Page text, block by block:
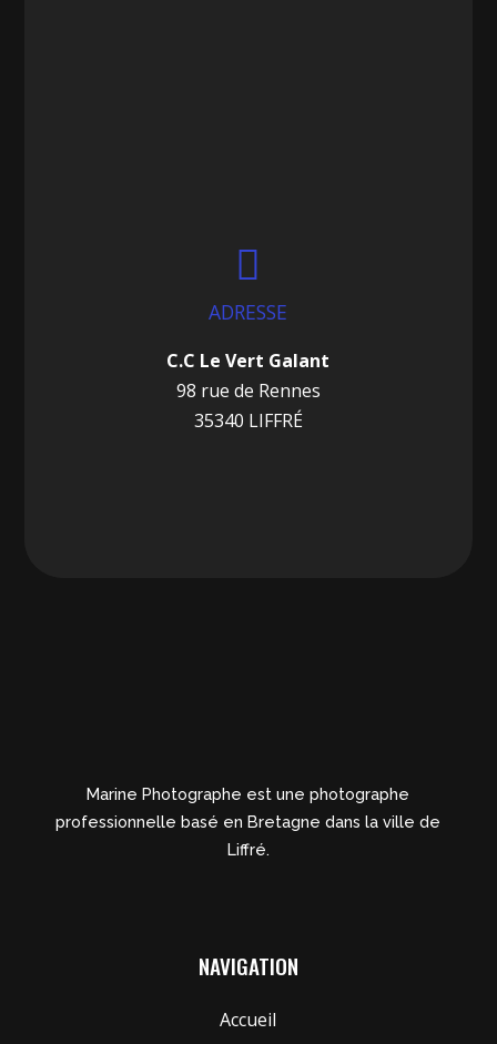

ADRESSE
C.C Le Vert Galant
98 rue de Rennes
35340 LIFFRÉ
Marine Photographe est une photographe
professionnelle basé en Bretagne dans la ville de
Liffré.
NAVIGATION
Accueil